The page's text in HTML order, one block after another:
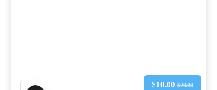
$20.00
$10.00